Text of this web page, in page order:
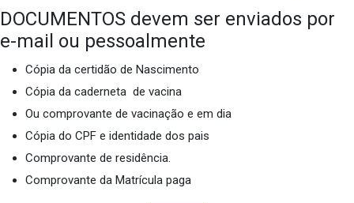
DOCUMENTOS devem ser enviados por
e-mail ou pessoalmente
Cópia da certidão de Nascimento
Cópia da caderneta de vacina
Ou comprovante de vacinação e em dia
Cópia do CPF e identidade dos pais
Comprovante de residência.
Comprovante da Matrícula paga